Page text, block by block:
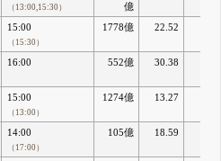
（13:00,15:30）
億
15:00
（15:30）
1778億 22.52
16:00 552億 30.38
15:00
（13:00）
1274億 13.27
14:00
（17:00）
105億 18.59